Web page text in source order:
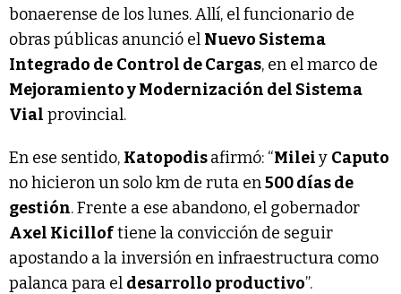
bonaerense de los lunes. Allí, el funcionario de
obras públicas anunció el Nuevo Sistema
Integrado de Control de Cargas, en el marco de
Mejoramiento y Modernización del Sistema
Vial provincial.
En ese sentido, Katopodisafirmó: “Mileiy Caputo
no hicieron un solo km de ruta en500 días de
gestión. Frente a ese abandono, el gobernador
Axel Kicilloftiene la convicción de seguir
apostando a la inversión en infraestructura como
palanca para el desarrollo productivo”.